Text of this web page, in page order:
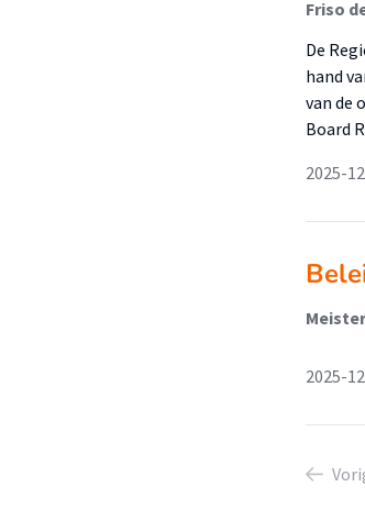
Friso
De
hand
van de
Board
2025-
2025-